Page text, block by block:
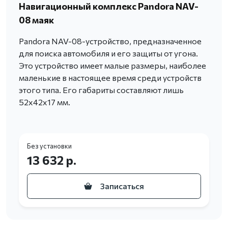
Навигационный комплекс Pandora NAV-
08 маяк
Pandora NAV-08-устройство, предназначенное
для поиска автомобиля и его защиты от угона.
Это устройство имеет малые размеры, наиболее
маленькие в настоящее время среди устройств
этого типа. Его габариты составляют лишь
52х42х17 мм.
Без установки
13 632 р.
Записаться